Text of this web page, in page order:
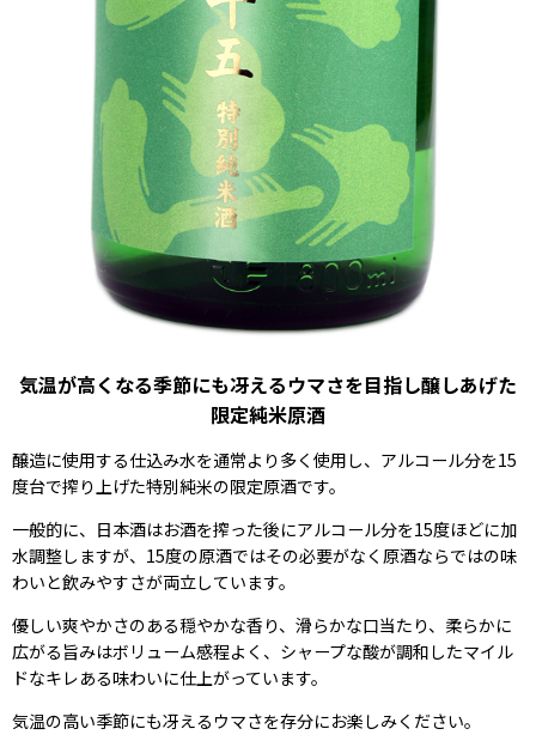
気温が高くなる季節にも冴えるウマさを目指し醸しあげた
限定純米原酒
醸造に使用する仕込み水を通常より多く使用し、アルコール分を15
度台で搾り上げた特別純米の限定原酒です。
一般的に、日本酒はお酒を搾った後にアルコール分を15度ほどに加
水調整しますが、15度の原酒ではその必要がなく原酒ならではの味
わいと飲みやすさが両立しています。
優しい爽やかさのある穏やかな香り、滑らかな口当たり、柔らかに
広がる旨みはボリューム感程よく、シャープな酸が調和したマイル
ドなキレある味わいに仕上がっています。
気温の高い季節にも冴えるウマさを存分にお楽しみください。